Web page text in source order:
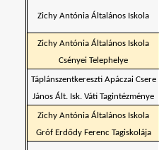
Zichy Antónia Általános Iskola
Zichy Antónia Általános Iskola
Csényei Telephelye
Táplánszentkereszti Apáczai Csere
János Ált. Isk. Váti Tagintézménye
Zichy Antónia Általános Iskola
Gróf Erdődy Ferenc Tagiskolája